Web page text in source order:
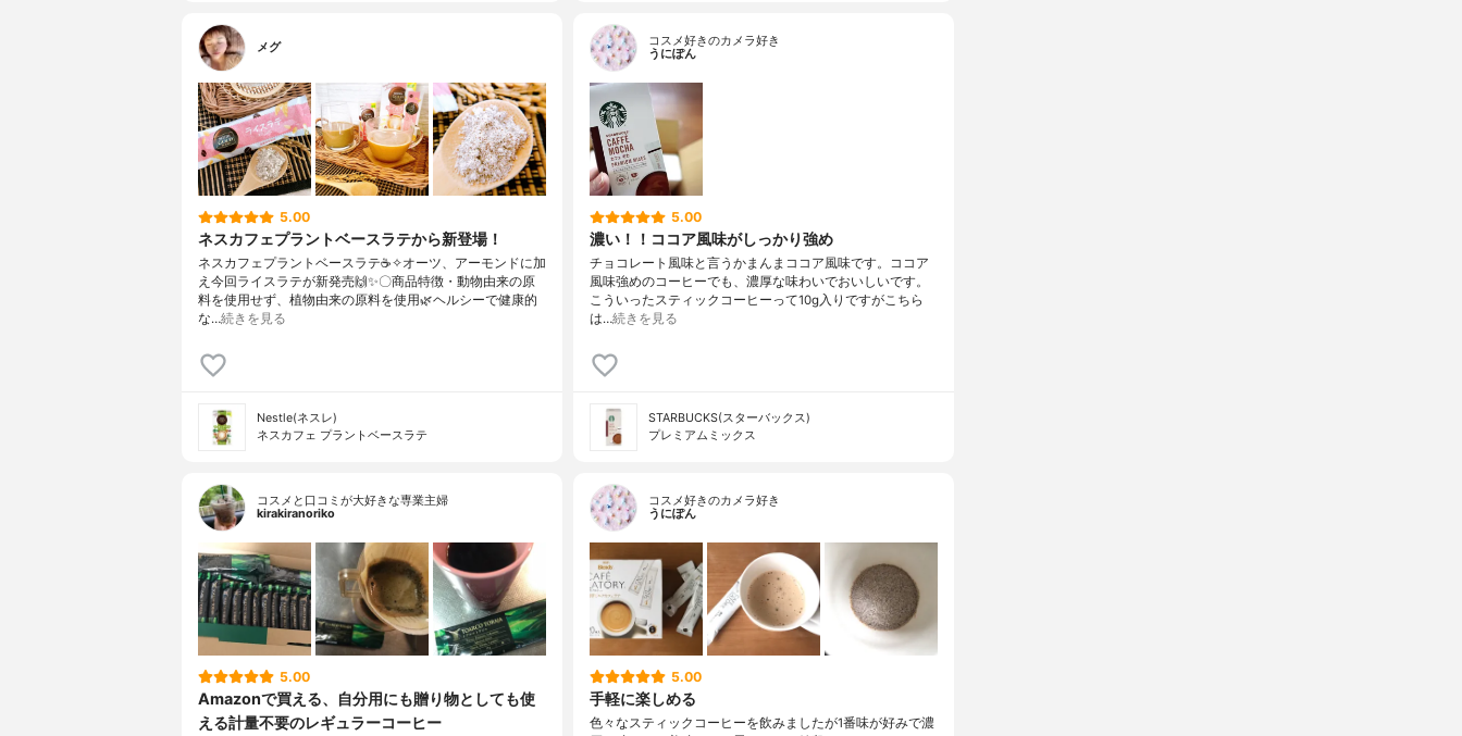
メグ
5.00
ネスカフェプラントベースラテから新登場！
ネスカフェプラントベースラテ☕✧オーツ、アーモンドに加
え今回ライスラテが新発売🙌✨〇商品特徴・動物由来の原
料を使用せず、植物由来の原料を使用🌿ヘルシーで健康的
な…続きを見る
Nestle(ネスレ)
ネスカフェ プラントベースラテ
コスメ好きのカメラ好き
うにぽん
5.00
濃い！！ココア風味がしっかり強め
チョコレート風味と言うかまんまココア風味です。ココア
風味強めのコーヒーでも、濃厚な味わいでおいしいです。
こういったスティックコーヒーって10g入りですがこちら
は…続きを見る
STARBUCKS(スターバックス)
プレミアムミックス
コスメと口コミが大好きな専業主婦
kirakiranoriko
5.00
Amazonで買える、自分用にも贈り物としても使
える計量不要のレギュラーコーヒー
コスメ好きのカメラ好き
うにぽん
5.00
手軽に楽しめる
色々なスティックコーヒーを飲みましたが1番味が好みで濃